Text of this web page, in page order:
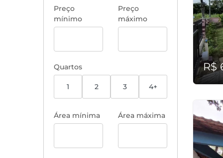
Preço
mínimo
Preço
máximo
Quartos
1 2 3 4+
Área mínima Área máxima
R$